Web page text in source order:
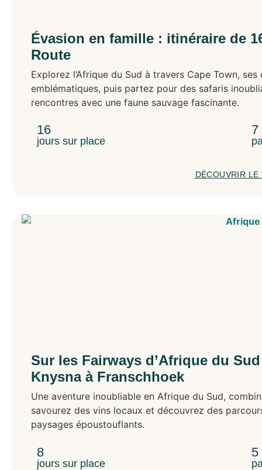
Évasion en famille : itinéraire de
Route
Explorez l’Afrique du Sud à travers Cape Town,
emblématiques, puis partez pour des safaris
rencontres avec une faune sauvage fascinante.
16
jours sur place
DÉCOUVRIR LE
Sur les Fairways d’Afrique du
Knysna à Franschhoek
Une aventure inoubliable en Afrique du Sud,
savourez des vins locaux et découvrez des
paysages époustouflants.
8
jours sur place